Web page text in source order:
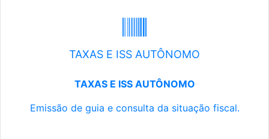
TAXAS E ISS AUTÔNOMO
TAXAS E ISS AUTÔNOMO
Emissão de guia e consulta da situação fiscal.